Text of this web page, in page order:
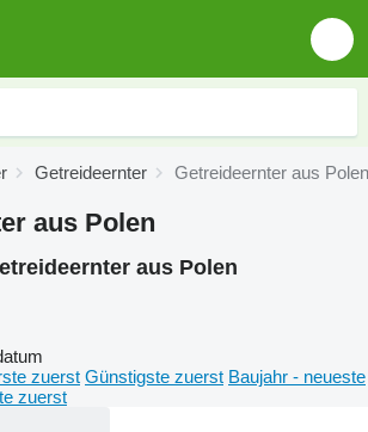
Getreideernter Getreideernter aus Polen
aus Polen
aus Polen
zuerst Günstigste zuerst Baujahr - neueste
zuerst